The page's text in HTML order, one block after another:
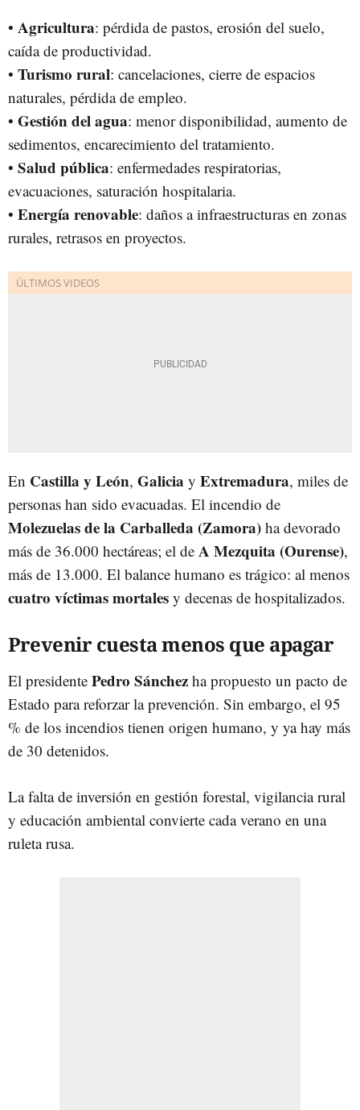
• Agricultura: pérdida de pastos, erosión del suelo,
caída de productividad.
• Turismo rural: cancelaciones, cierre de espacios
naturales, pérdida de empleo.
• Gestión del agua: menor disponibilidad, aumento de
sedimentos, encarecimiento del tratamiento.
• Salud pública: enfermedades respiratorias,
evacuaciones, saturación hospitalaria.
• Energía renovable: daños a infraestructuras en zonas
rurales, retrasos en proyectos.
En Castilla y León, Galicia y Extremadura, miles de
personas han sido evacuadas. El incendio de
Molezuelas de la Carballeda (Zamora) ha devorado
más de 36.000 hectáreas; el de A Mezquita (Ourense),
más de 13.000. El balance humano es trágico: al menos
cuatro víctimas mortales y decenas de hospitalizados.
Prevenir cuesta menos que apagar
El presidente Pedro Sánchez ha propuesto un pacto de
Estado para reforzar la prevención. Sin embargo, el 95
% de los incendios tienen origen humano, y ya hay más
de 30 detenidos.
La falta de inversión en gestión forestal, vigilancia rural
y educación ambiental convierte cada verano en una
ruleta rusa.